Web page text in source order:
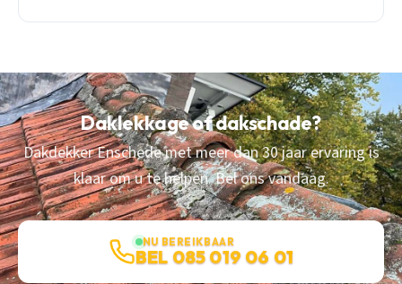
Daklekkage of dakschade?
Dakdekker Enschede met meer dan 30 jaar ervaring is
klaar om u te helpen. Bel ons vandaag.
NU BEREIKBAAR
BEL 085 019 06 01